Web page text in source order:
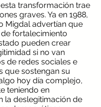
transformación trae
graves. Ya en 1988,
Migdal advertían que
fortalecimiento
pueden crear
si no van
de redes sociales e
que sostengan su
hoy día complejo,
teniendo en
la deslegitimación de